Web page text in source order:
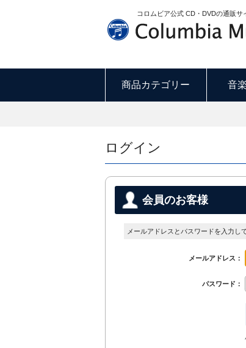
コロムビア公式 CD・DVDの通販サ
商品カテゴリー 音
ログイン
会員のお客様
メールアドレスとパスワードを入力し
メールアドレス：
パスワード：